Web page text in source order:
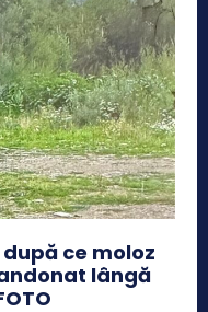
ce moloz
lângă